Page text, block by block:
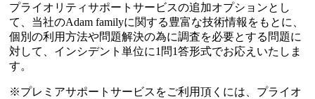
プライオリティサポートサービスの追加オプションとし
て、当社のAdam familyに関する豊富な技術情報をもとに、
個別の利用方法や問題解決の為に調査を必要とする問題に
対して、インシデント単位に1問1答形式でお応えいたしま
す。
※プレミアサポートサービスをご利用頂くには、プライオ